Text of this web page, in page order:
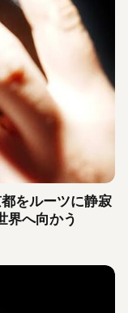
をルーツに静寂
界へ向かう